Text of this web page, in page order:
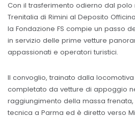
Con il trasferimento odierno dal polo
Trenitalia di Rimini al Deposito
la Fondazione FS compie un passo
in servizio delle prime vetture
appassionati e operatori turistici.
Il convoglio, trainato dalla locomotiva
completato da vetture di appoggio
raggiungimento della massa
tecnica a Parma ed è diretto verso